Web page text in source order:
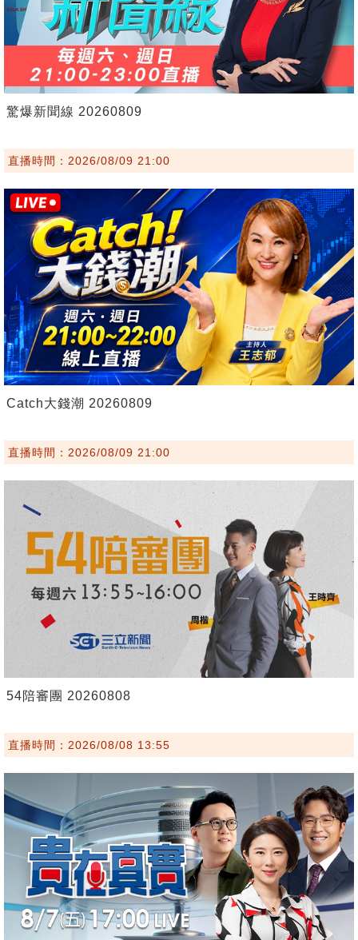
驚爆新聞線 20260809
直播時間：2026/08/09 21:00
Catch大錢潮 20260809
直播時間：2026/08/09 21:00
54陪審團 20260808
直播時間：2026/08/08 13:55